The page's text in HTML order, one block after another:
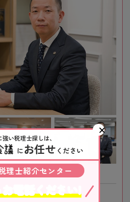
大阪急行電鉄「江坂駅」徒歩1分
い税理士探しは、
にお任せ ください
理士紹介センター